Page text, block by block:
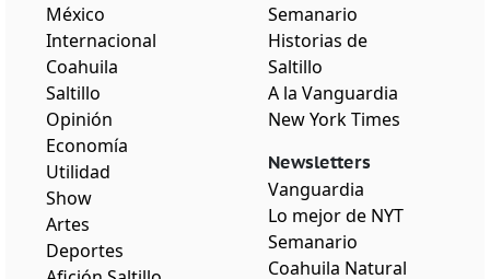
México
Internacional
Coahuila
Saltillo
Opinión
Economía
Utilidad
Show
Artes
Deportes
Semanario
Historias de
Saltillo
A la Vanguardia
New York Times
Newsletters
Vanguardia
Lo mejor de NYT
Semanario
Coahuila Natural